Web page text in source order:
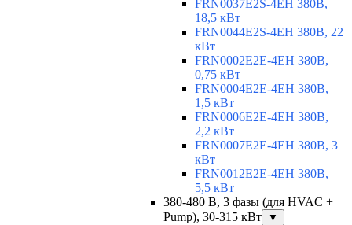
FRN0037E2S-4EH 380В,
18,5 кВт
FRN0044E2S-4EH 380В, 22
кВт
FRN0002E2E-4EH 380В,
0,75 кВт
FRN0004E2E-4EH 380В,
1,5 кВт
FRN0006E2E-4EH 380В,
2,2 кВт
FRN0007E2E-4EH 380В, 3
кВт
FRN0012E2E-4EH 380В,
5,5 кВт
380-480 В, 3 фазы (для HVAC +
Pump), 30-315 кВт
▼